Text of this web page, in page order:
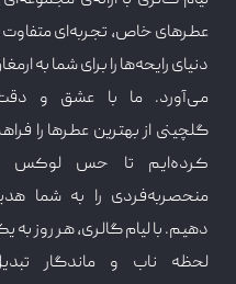
عطرهای خاص، تجربه‌ای متفاوت از
دنیای رایحه‌ها را برای شما به ارمغان
می‌آورد. ما با عشق و دقت،
گلچینی از بهترین عطرها را فراهم
کرده‌ایم تا حس لوکس و
منحصربه‌فردی را به شما هدیه
دهیم. با لیام گالری، هر روز به یک
لحظه ناب و ماندگار تبدیل